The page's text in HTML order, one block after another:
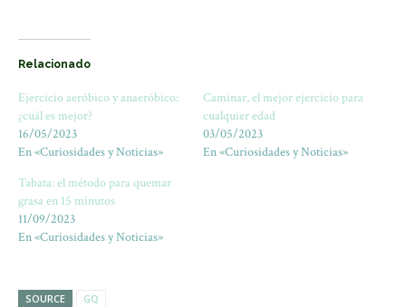
Relacionado
Ejercicio aeróbico y anaeróbico:
¿cuál es mejor?
16/05/2023
En «Curiosidades y Noticias»
Caminar, el mejor ejercicio para
cualquier edad
03/05/2023
En «Curiosidades y Noticias»
Tabata: el método para quemar
grasa en 15 minutos
11/09/2023
En «Curiosidades y Noticias»
SOURCE GQ